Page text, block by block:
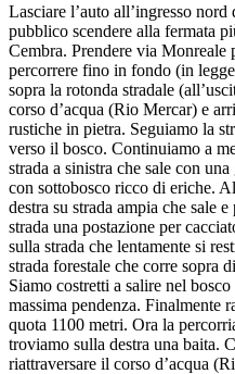
Lasciare l’auto all’ingresso
pubblico scendere alla fermata
Cembra. Prendere via
percorrere fino in fondo (in
sopra la rotonda stradale
corso d’acqua (Rio Mercar) e
rustiche in pietra. Seguiamo la
verso il bosco. Continuiamo a
strada a sinistra che sale con
con sottobosco ricco di eriche.
destra su strada ampia che sale
strada una postazione per
sulla strada che lentamente si
strada forestale che corre sopra
Siamo costretti a salire nel
massima pendenza. Finalmente
quota 1100 metri. Ora la
troviamo sulla destra una baita.
riattraversare il corso d’acqua